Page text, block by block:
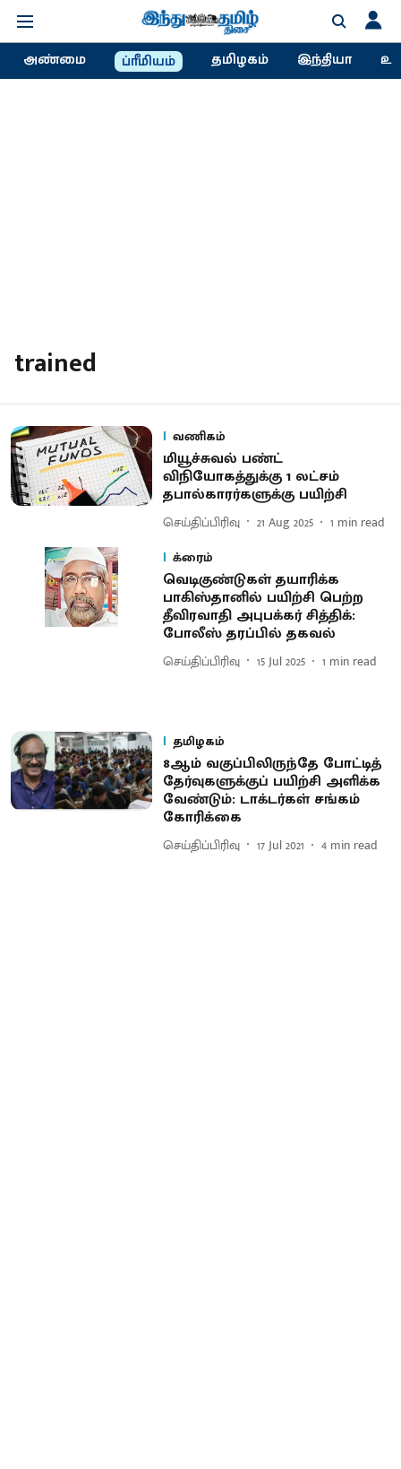
அண்மை ப்ரீமியம் தமிழகம் இந்தியா
trained
வணிகம்
மியூச்சுவல் பண்ட்
விநியோகத்துக்கு 1 லட்சம்
தபால்காரர்களுக்கு பயிற்சி
செய்திப்பிரிவு 21 Aug 2025 1 min read
க்ரைம்
வெடிகுண்டுகள் தயாரிக்க
பாகிஸ்தானில் பயிற்சி பெற்ற
தீவிரவாதி அபுபக்கர் சித்திக்:
போலீஸ் தரப்பில் தகவல்
செய்திப்பிரிவு 15 Jul 2025 1 min read
தமிழகம்
8ஆம் வகுப்பிலிருந்தே போட்டித்
தேர்வுகளுக்குப் பயிற்சி அளிக்க
வேண்டும்: டாக்டர்கள் சங்கம்
கோரிக்கை
செய்திப்பிரிவு 17 Jul 2021 4 min read